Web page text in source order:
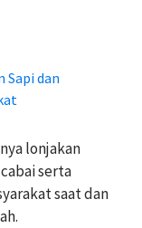
Sapi dan
lonjakan
serta
saat dan